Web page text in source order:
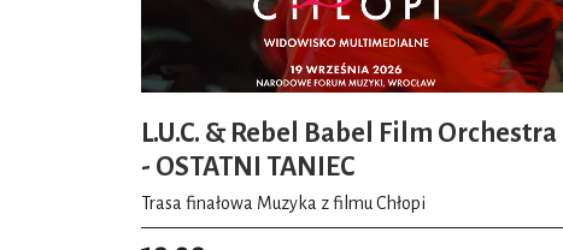
L.U.C. & Rebel Babel Film Orchestra
- OSTATNI TANIEC
Trasa finałowa Muzyka z filmu Chłopi